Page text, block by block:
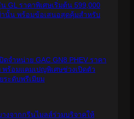
GL ราคาพิเศษเริ่มต้น 599,000
นั้น พร้อมข้อเสนอสุดคุ้มสำหรับ
ดจำหน่าย GAC GN8 PHEV ราคา
ร้อมแคมเปญพิเศษช่วงเปิดตัว
ระดับพรีเมียม
งจากกรีนไมลส์ร่วมบริจาคให้